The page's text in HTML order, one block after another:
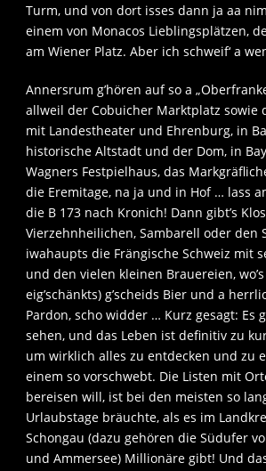
Turm, und von dort isses dann ja aa
einem von Monacos Lieblingsplätzen,
am Wiener Platz. Aber ich schweif‘ a
Annersrum g’hören auf so a
allweil der Cobuicher Marktplatz sowie
mit Landestheater und Ehrenburg, in
historische Altstadt und der Dom, in
Wagners Festpielhaus, das
die Eremitage, na ja und in Hof … lass
die B 173 nach Kronich! Dann gibt’s
Vierzehnheilichen, Sambarell oder den
iwahaupts die Frängische Schweiz mit
und den vielen kleinen Brauereien,
eig’schänkts) g’scheids Bier und a
Pardon, scho widder … Kurz gesagt: Es
sehen, und das Leben ist definitiv zu
um wirklich alles zu entdecken und zu
einem so vorschwebt. Die Listen mit
bereisen will, ist bei den meisten so
Urlaubstage bräuchte, als es im
Schongau (dazu gehören die Südufer
und Ammersee) Millionäre gibt! Und